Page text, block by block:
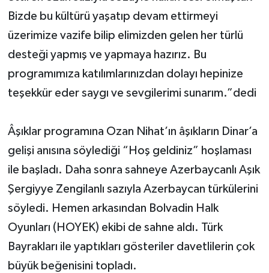
Bizde bu kültürü yaşatıp devam ettirmeyi
üzerimize vazife bilip elimizden gelen her türlü
desteği yapmış ve yapmaya hazırız. Bu
programımıza katılımlarınızdan dolayı hepinize
teşekkür eder saygı ve sevgilerimi sunarım.”dedi
Âşıklar programına Ozan Nihat’ın âşıkların Dinar’a
gelişi anısına söylediği “Hoş geldiniz” hoşlaması
ile başladı. Daha sonra sahneye Azerbaycanlı Aşık
Şergiyye Zengilanlı sazıyla Azerbaycan türkülerini
söyledi. Hemen arkasından Bolvadin Halk
Oyunları (HOYEK) ekibi de sahne aldı. Türk
Bayrakları ile yaptıkları gösteriler davetlilerin çok
büyük beğenisini topladı.